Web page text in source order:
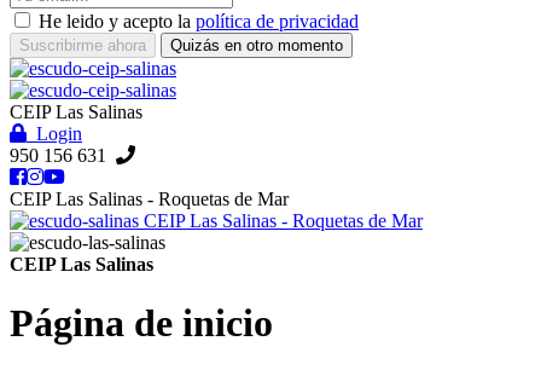
He leido y acepto la política de privacidad
Suscribirme ahora Quizás en otro momento
CEIP Las Salinas
Login
950 156 631
CEIP Las Salinas - Roquetas de Mar
CEIP Las Salinas - Roquetas de Mar
CEIP Las Salinas
Página de inicio